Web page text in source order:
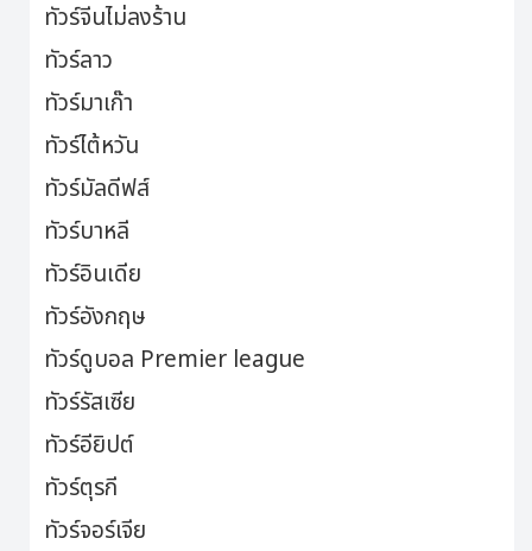
ทัวร์จีนไม่ลงร้าน
ทัวร์ลาว
ทัวร์มาเก๊า
ทัวร์ไต้หวัน
ทัวร์มัลดีฟส์
ทัวร์บาหลี
ทัวร์อินเดีย
ทัวร์อังกฤษ
ทัวร์ดูบอล Premier league
ทัวร์รัสเซีย
ทัวร์อียิปต์
ทัวร์ตุรกี
ทัวร์จอร์เจีย